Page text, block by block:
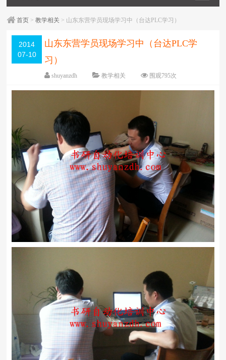
首页 >教学相关 > 山东东营学员现场学习中（台达PLC学习）
2014
07-10
山东东营学员现场学习中（台达PLC学
习）
shuyanzdh 教学相关 围观795次
已关闭评论
编辑日期：2014-07-15